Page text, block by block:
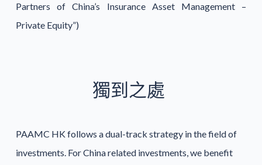
Partners of China’s Insurance Asset Management –
Private Equity”)
獨到之處
PAAMC HK follows a dual-track strategy in the field of
investments. For China related investments, we benefit